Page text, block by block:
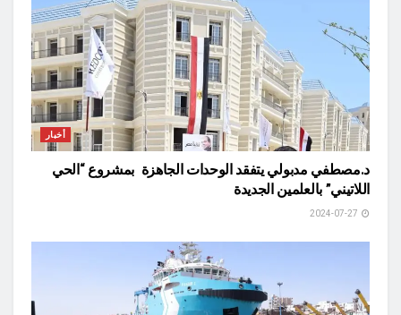
أخبار
د.مصطفي مدبولي يتفقد الوحدات الجاهزة بمشروع “الحي
اللاتيني” بالعلمين الجديدة